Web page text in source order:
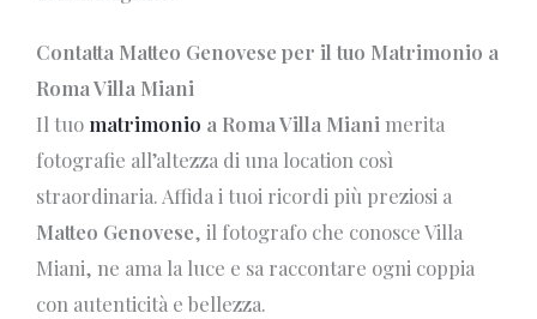
Contatta Matteo Genovese per il tuo Matrimonio a
Roma Villa Miani
Il tuo matrimonio a Roma Villa Miani merita
fotografie all’altezza di una location così
straordinaria. Affida i tuoi ricordi più preziosi a
Matteo Genovese, il fotografo che conosce Villa
Miani, ne ama la luce e sa raccontare ogni coppia
con autenticità e bellezza.